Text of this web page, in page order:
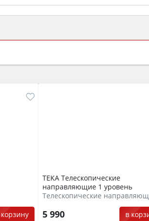
(конвекция, гриль,
TEKA Телескопические
направляющие 1 уровень
Телескопические
5 990 в